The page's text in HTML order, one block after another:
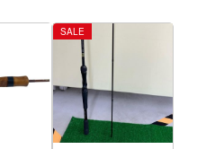
SALE